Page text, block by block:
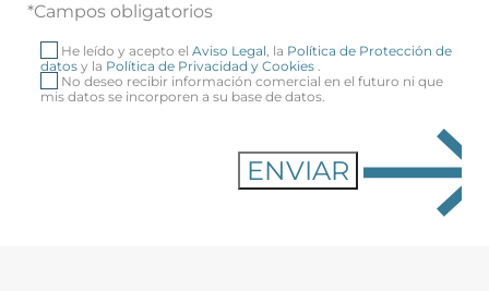
*Campos obligatorios
He leído y acepto el Aviso Legal, la Política de Protección de
datos y la Política de Privacidad y Cookies .
No deseo recibir información comercial en el futuro ni que
mis datos se incorporen a su base de datos.